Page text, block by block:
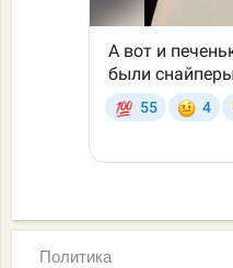
Политика